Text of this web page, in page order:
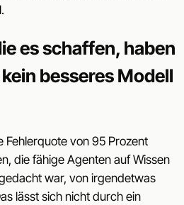
es schaffen, haben
besseres Modell
Fehlerquote von 95 Prozent
die fähige Agenten auf Wissen
war, von irgendetwas
lässt sich nicht durch ein